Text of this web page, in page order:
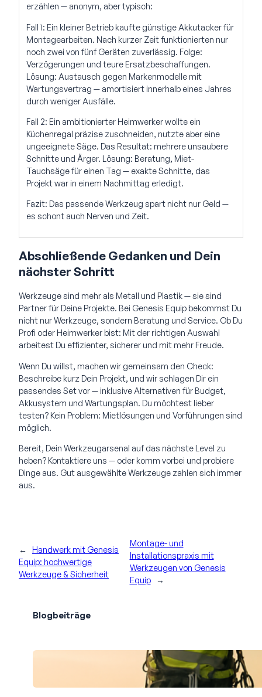
erzählen — anonym, aber typisch:
Fall 1: Ein kleiner Betrieb kaufte günstige Akkutacker für
Montagearbeiten. Nach kurzer Zeit funktionierten nur
noch zwei von fünf Geräten zuverlässig. Folge:
Verzögerungen und teure Ersatzbeschaffungen.
Lösung: Austausch gegen Markenmodelle mit
Wartungsvertrag — amortisiert innerhalb eines Jahres
durch weniger Ausfälle.
Fall 2: Ein ambitionierter Heimwerker wollte ein
Küchenregal präzise zuschneiden, nutzte aber eine
ungeeignete Säge. Das Resultat: mehrere unsaubere
Schnitte und Ärger. Lösung: Beratung, Miet-
Tauchsäge für einen Tag — exakte Schnitte, das
Projekt war in einem Nachmittag erledigt.
Fazit: Das passende Werkzeug spart nicht nur Geld —
es schont auch Nerven und Zeit.
Abschließende Gedanken und Dein
nächster Schritt
Werkzeuge sind mehr als Metall und Plastik — sie sind
Partner für Deine Projekte. Bei Genesis Equip bekommst Du
nicht nur Werkzeuge, sondern Beratung und Service. Ob Du
Profi oder Heimwerker bist: Mit der richtigen Auswahl
arbeitest Du effizienter, sicherer und mit mehr Freude.
Wenn Du willst, machen wir gemeinsam den Check:
Beschreibe kurz Dein Projekt, und wir schlagen Dir ein
passendes Set vor — inklusive Alternativen für Budget,
Akkusystem und Wartungsplan. Du möchtest lieber
testen? Kein Problem: Mietlösungen und Vorführungen sind
möglich.
Bereit, Dein Werkzeugarsenal auf das nächste Level zu
heben? Kontaktiere uns — oder komm vorbei und probiere
Dinge aus. Gut ausgewählte Werkzeuge zahlen sich immer
aus.
←
Handwerk mit Genesis
Equip: hochwertige
Werkzeuge & Sicherheit
Montage- und
Installationspraxis mit
Werkzeugen von Genesis
Equip
→
Blogbeiträge
Professionelle Gebäudereinigung in
schwindelnden Höhen: Sauberkeit hoch